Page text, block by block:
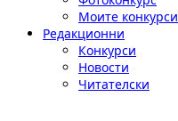
Моите конкурси
Редакционни
Конкурси
Новости
Читателски